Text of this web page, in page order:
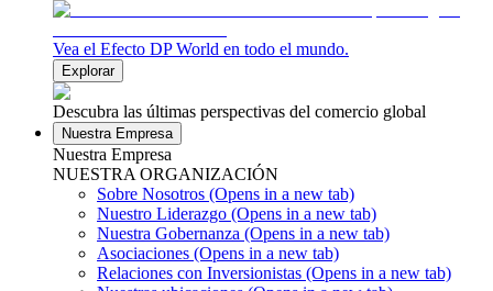
Vea el Efecto DP World en todo el mundo.
Explorar
Descubra las últimas perspectivas del comercio global
Nuestra Empresa
Nuestra Empresa
NUESTRA ORGANIZACIÓN
Sobre Nosotros (Opens in a new tab)
Nuestro Liderazgo (Opens in a new tab)
Nuestra Gobernanza (Opens in a new tab)
Asociaciones (Opens in a new tab)
Relaciones con Inversionistas (Opens in a new tab)